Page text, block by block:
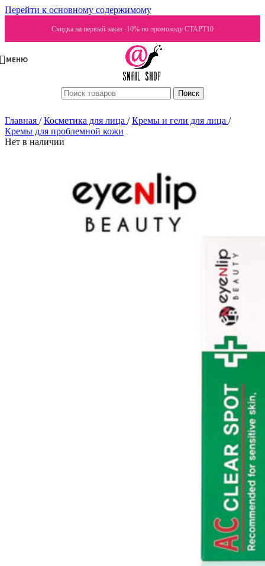
Перейти к основному содержимому
Скидка на первый заказ -10% по промокоду СТАРТ10
МЕНЮ
Поиск
Главная / Косметика для лица / Кремы и гели для лица /
Кремы для проблемной кожи
Нет в наличии